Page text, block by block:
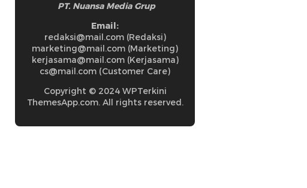
PT. Nuansa Media Grup
Email:
redaksi@mail.com (Redaksi)
marketing@mail.com (Marketing)
kerjasama@mail.com (Kerjasama)
cs@mail.com (Customer Care)
Copyright © 2024 WPTerkini
ThemesApp.com. All rights reserved.